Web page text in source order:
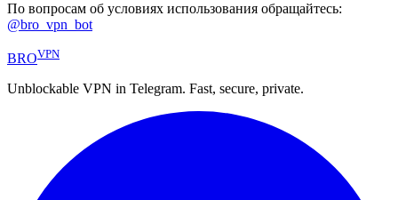
По вопросам об условиях использования обращайтесь:
@bro_vpn_bot
BROVPN
Unblockable VPN in Telegram. Fast, secure, private.